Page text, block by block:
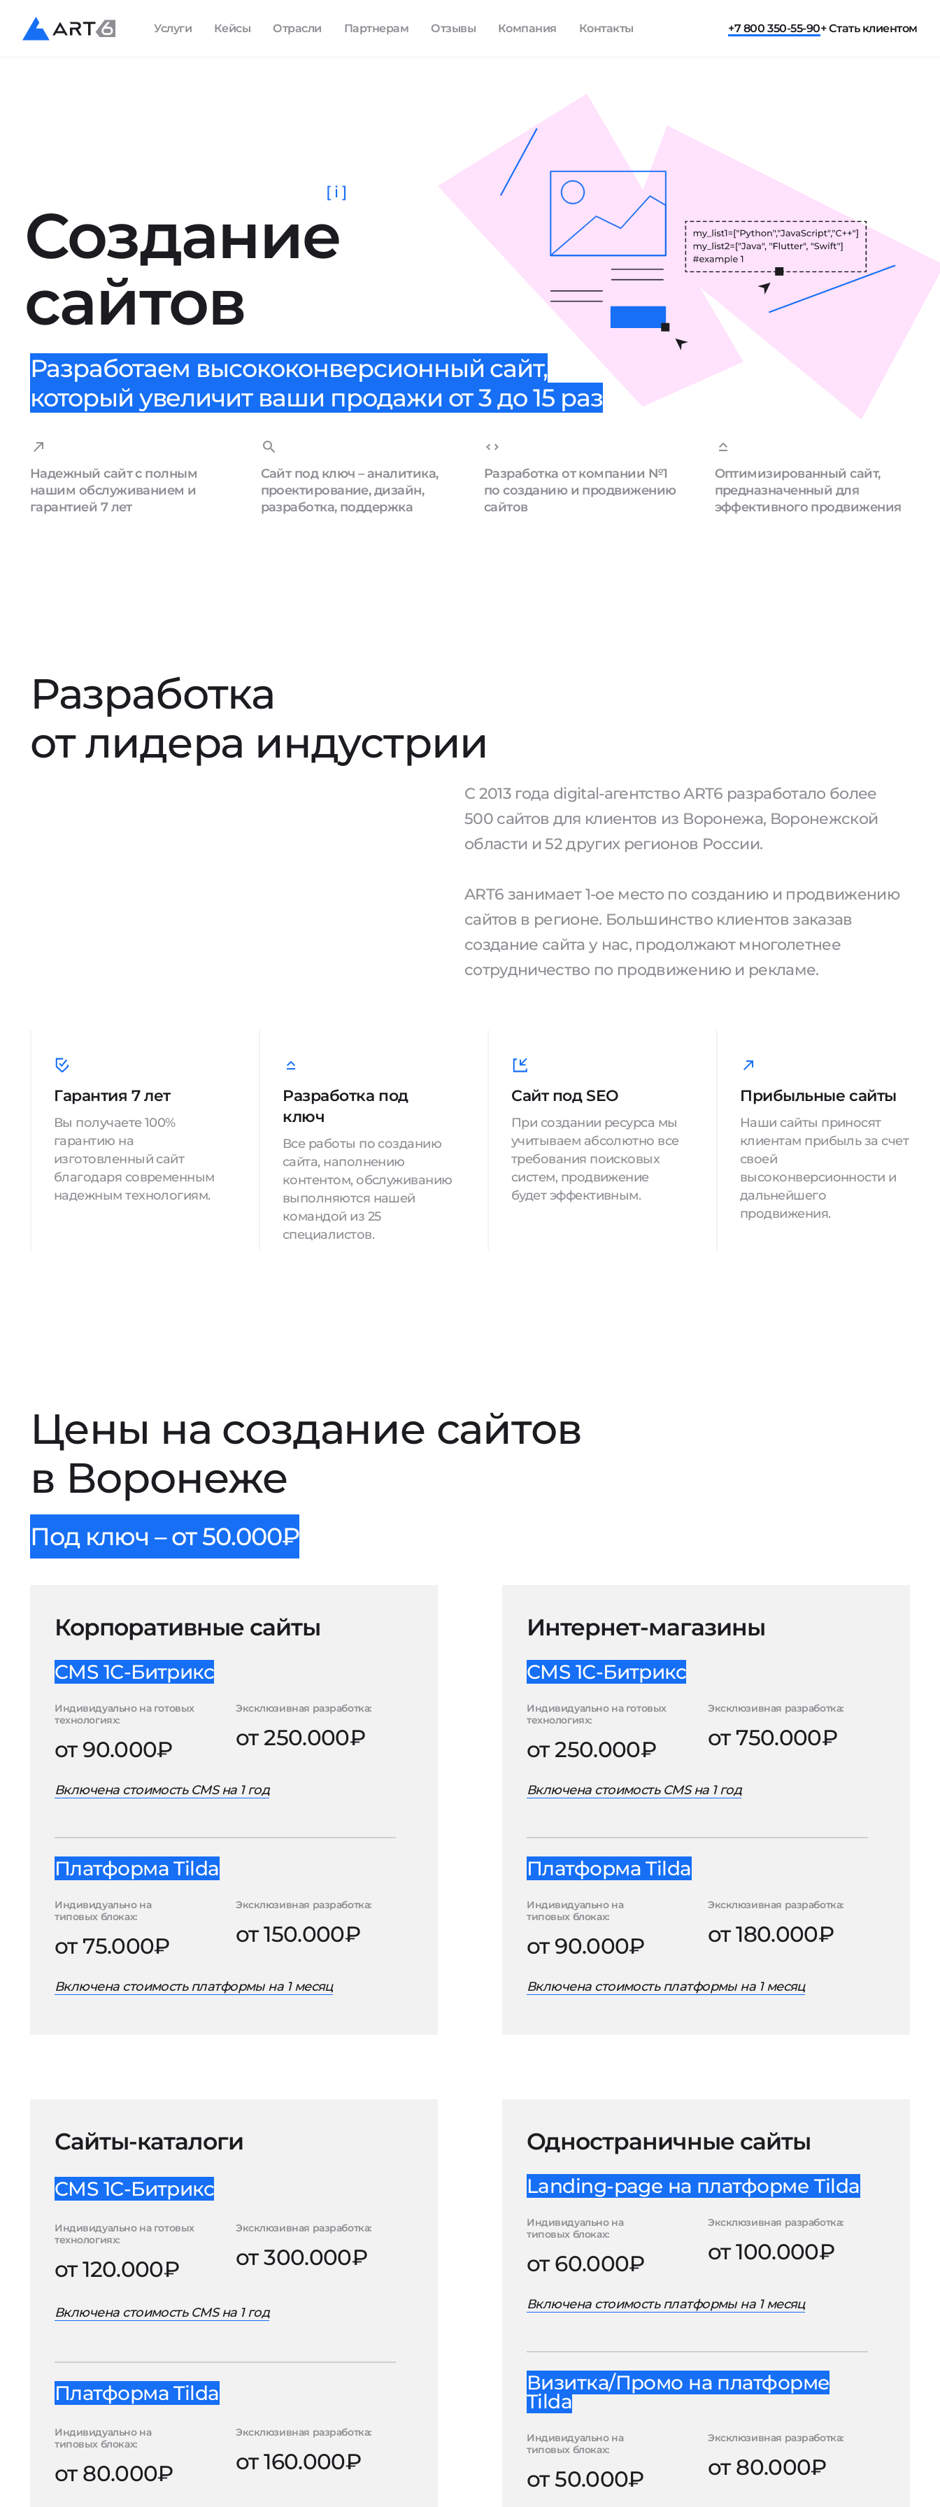
Услуги Кейсы Отрасли Партнерам Отзывы Компания Контакты +7 800 350-55-90+ Стать клиентом
Создание
сайтов
[ i ]
Разработаем высококонверсионный сайт,
который увеличит ваши продажи от 3 до 15 раз
Надежный сайт с полным
нашим обслуживанием и
гарантией 7 лет
Сайт под ключ – аналитика,
проектирование, дизайн,
разработка, поддержка
Разработка от компании №1
по созданию и продвижению
сайтов
Оптимизированный сайт,
предназначенный для
эффективного продвижения
Разработка
от лидера индустрии
С 2013 года digital-агентство ART6 разработало более
500 сайтов для клиентов из Воронежа, Воронежской
области и 52 других регионов России.
ART6 занимает 1-ое место по созданию и продвижению
сайтов в регионе. Большинство клиентов заказав
создание сайта у нас, продолжают многолетнее
сотрудничество по продвижению и рекламе.
Гарантия 7 лет
Вы получаете 100%
гарантию на
изготовленный сайт
благодаря современным
надежным технологиям.
Разработка под
ключ
Все работы по созданию
сайта, наполнению
контентом, обслуживанию
выполняются нашей
командой из 25
специалистов.
Сайт под SEO
При создании ресурса мы
учитываем абсолютно все
требования поисковых
систем, продвижение
будет эффективным.
Прибыльные сайты
Наши сайты приносят
клиентам прибыль за счет
своей
высоконверсионности и
дальнейшего
продвижения.
Цены на создание сайтов
в Воронеже
Под ключ – от 50.000₽
Корпоративные сайты
CMS 1С-Битрикс
Индивидуально на готовых
технологиях:
от 90.000₽
Эксклюзивная разработка:
от 250.000₽
Включена стоимость CMS на 1 год
Платформа Tilda
Индивидуально на
типовых блоках:
от 75.000₽
Эксклюзивная разработка:
от 150.000₽
Включена стоимость платформы на 1 месяц
Интернет-магазины
CMS 1С-Битрикс
Индивидуально на готовых
технологиях:
от 250.000₽
Эксклюзивная разработка:
от 750.000₽
Включена стоимость CMS на 1 год
Платформа Tilda
Индивидуально на
типовых блоках:
от 90.000₽
Эксклюзивная разработка:
от 180.000₽
Включена стоимость платформы на 1 месяц
Сайты-каталоги
CMS 1С-Битрикс
Индивидуально на готовых
технологиях:
от 120.000₽
Эксклюзивная разработка:
от 300.000₽
Включена стоимость CMS на 1 год
Платформа Tilda
Индивидуально на
типовых блоках:
от 80.000₽
Эксклюзивная разработка:
от 160.000₽
Одностраничные сайты
Landing-page на платформе Tilda
Индивидуально на
типовых блоках:
от 60.000₽
Эксклюзивная разработка:
от 100.000₽
Включена стоимость платформы на 1 месяц
Визитка/Промо на платформе
Tilda
Индивидуально на
типовых блоках:
от 50.000₽
Эксклюзивная разработка:
от 80.000₽